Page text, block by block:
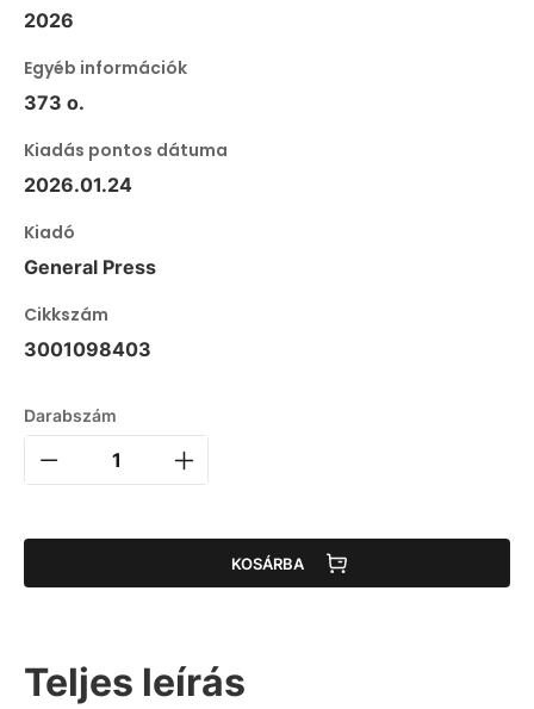
2026
Egyéb információk
373 o.
Kiadás pontos dátuma
2026.01.24
Kiadó
General Press
Cikkszám
3001098403
Darabszám
KOSÁRBA
Teljes leírás